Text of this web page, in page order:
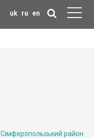
uk ru en
Сімферопольський район